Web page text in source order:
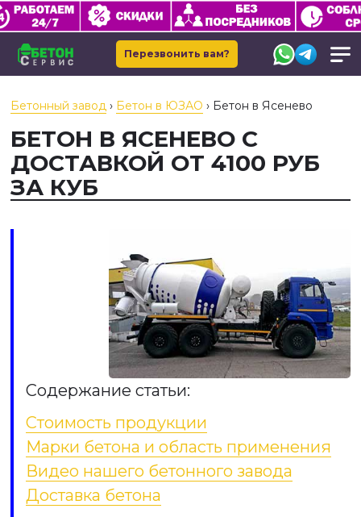
Перезвонить вам?
Бетонный завод › Бетон в ЮЗАО › Бетон в Ясенево
БЕТОН В ЯСЕНЕВО С
ДОСТАВКОЙ ОТ 4100 РУБ
ЗА КУБ
Содержание статьи:
Стоимость продукции
Марки бетона и область применения
Видео нашего бетонного завода
Доставка бетона